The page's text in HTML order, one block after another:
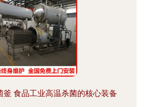
釜 食品工业高温杀菌的核心装备